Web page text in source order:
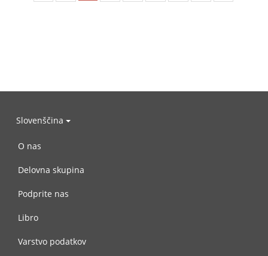
Slovenščina
O nas
Delovna skupina
Podprite nas
Libro
Varstvo podatkov